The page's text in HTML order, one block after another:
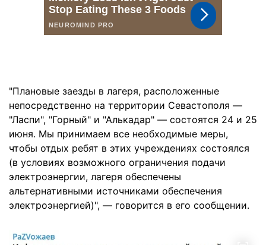
"Плановые заезды в лагеря, расположенные
непосредственно на территории Севастополя —
"Ласпи", "Горный" и "Алькадар" — состоятся 24 и 25
июня. Мы принимаем все необходимые меры,
чтобы отдых ребят в этих учреждениях состоялся
(в условиях возможного ограничения подачи
электроэнергии, лагеря обеспечены
альтернативными источниками обеспечения
электроэнергией)", — говорится в его сообщении.